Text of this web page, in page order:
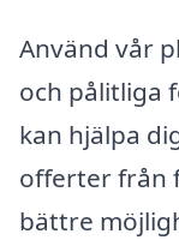
Använd vår
och pålitliga
kan hjälpa
offerter från
bättre